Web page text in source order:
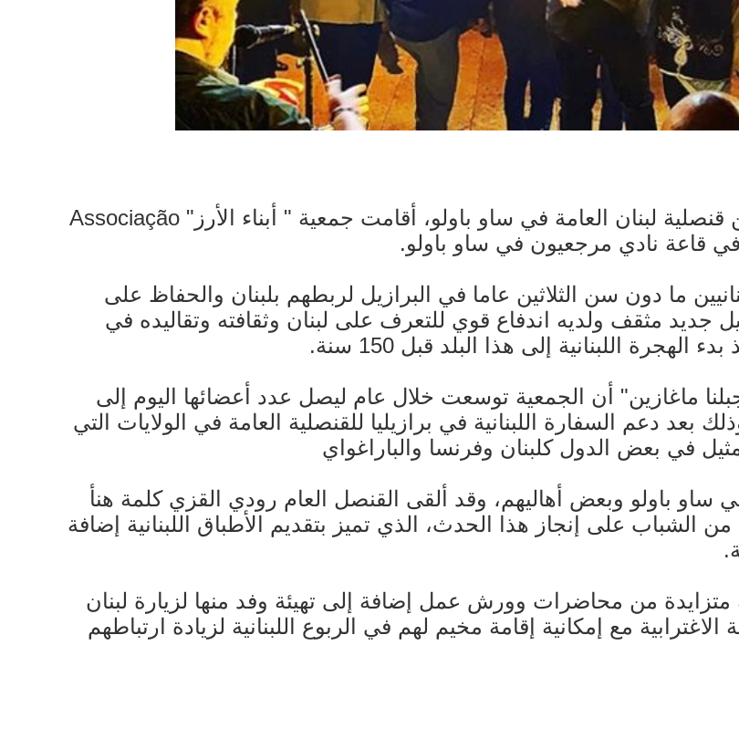
بعد مرور حوالي السنة على تأسيسها بمبادرة من قنصلية لبنان العامة في ساو باولو، أقامت جمعية " أبناء الأرز" Associação
ما دون سن الثلاثين عاما في البرازيل لربطهم بلبنان والحفاظ على
جديد مثقف ولديه اندفاع قوي للتعرف على لبنان وثقافته وتقاليده في
اللبنانية إلى هذا البلد قبل 150 سنة.
ماغازين" أن الجمعية توسعت خلال عام ليصل عدد أعضائها اليوم إلى
دعم السفارة اللبنانية في برازيليا للقنصلية العامة في الولايات التي
في بعض الدول كلبنان وفرنسا والباراغواي
باولو وبعض أهاليهم، وقد ألقى القنصل العام رودي القزي كلمة هنأ
الشباب على إنجاز هذا الحدث، الذي تميز بتقديم الأطباق اللبنانية إضافة
من محاضرات وورش عمل إضافة إلى تهيئة وفد منها لزيارة لبنان
مع إمكانية إقامة مخيم لهم في الربوع اللبنانية لزيادة ارتباطهم